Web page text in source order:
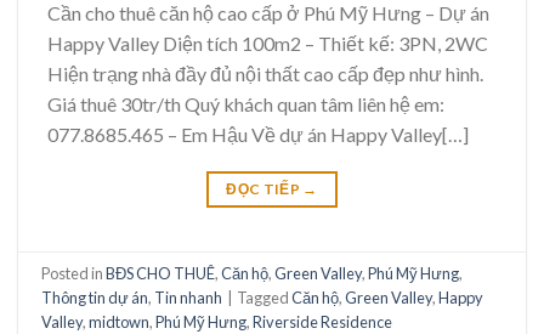
Cần cho thuê căn hộ cao cấp ở Phú Mỹ Hưng – Dự án
Happy Valley Diện tích 100m2 – Thiết kế: 3PN, 2WC
Hiện trạng nhà đầy đủ nội thất cao cấp đẹp như hình.
Giá thuê 30tr/th Quý khách quan tâm liên hệ em:
077.8685.465 – Em Hậu Về dự án Happy Valley[…]
ĐỌC TIẾP →
Posted inBĐS CHO THUÊ,Căn hộ,Green Valley,Phú Mỹ Hưng,
Thông tin dự án, Tin nhanh TaggedCăn hộ,Green Valley,Happy
Valley,midtown,Phú Mỹ Hưng,Riverside Residence